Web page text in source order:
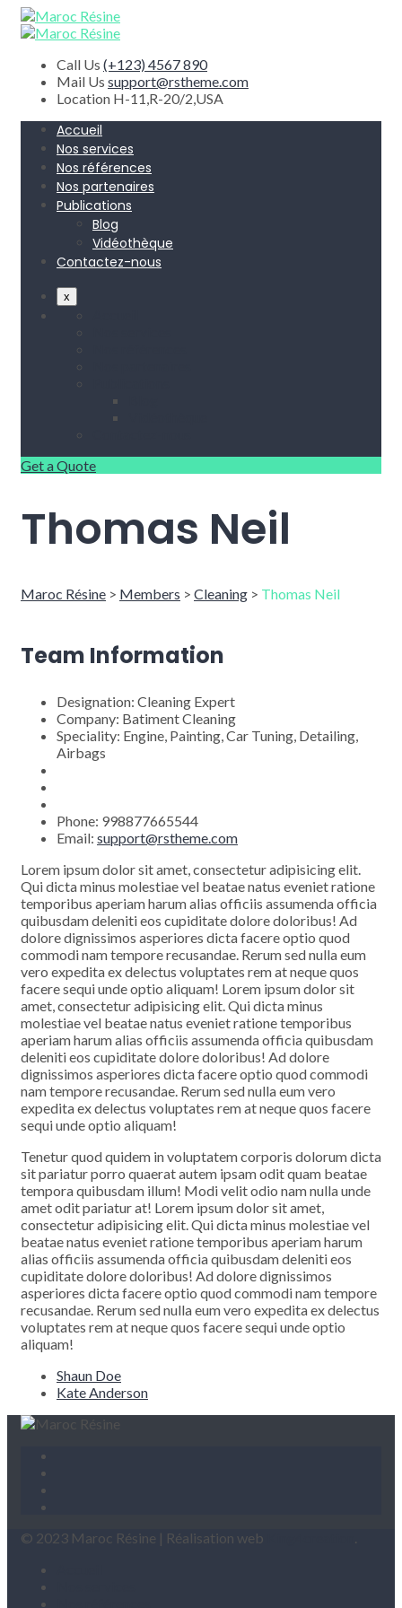
Call Us (+123) 4567 890
Mail Us support@rstheme.com
Location H-11,R-20/2,USA
Accueil
Nos services
Nos références
Nos partenaires
Publications
Blog
Vidéothèque
Contactez-nous
x
Get a Quote
Thomas Neil
Maroc Résine > Members > Cleaning > Thomas Neil
Team Information
Designation: Cleaning Expert
Company: Batiment Cleaning
Speciality: Engine, Painting, Car Tuning, Detailing,
Airbags
Phone: 998877665544
Email: support@rstheme.com
Lorem ipsum dolor sit amet, consectetur adipisicing elit.
Qui dicta minus molestiae vel beatae natus eveniet ratione
temporibus aperiam harum alias officiis assumenda officia
quibusdam deleniti eos cupiditate dolore doloribus! Ad
dolore dignissimos asperiores dicta facere optio quod
commodi nam tempore recusandae. Rerum sed nulla eum
vero expedita ex delectus voluptates rem at neque quos
facere sequi unde optio aliquam! Lorem ipsum dolor sit
amet, consectetur adipisicing elit. Qui dicta minus
molestiae vel beatae natus eveniet ratione temporibus
aperiam harum alias officiis assumenda officia quibusdam
deleniti eos cupiditate dolore doloribus! Ad dolore
dignissimos asperiores dicta facere optio quod commodi
nam tempore recusandae. Rerum sed nulla eum vero
expedita ex delectus voluptates rem at neque quos facere
sequi unde optio aliquam!
Tenetur quod quidem in voluptatem corporis dolorum dicta
sit pariatur porro quaerat autem ipsam odit quam beatae
tempora quibusdam illum! Modi velit odio nam nulla unde
amet odit pariatur at! Lorem ipsum dolor sit amet,
consectetur adipisicing elit. Qui dicta minus molestiae vel
beatae natus eveniet ratione temporibus aperiam harum
alias officiis assumenda officia quibusdam deleniti eos
cupiditate dolore doloribus! Ad dolore dignissimos
asperiores dicta facere optio quod commodi nam tempore
recusandae. Rerum sed nulla eum vero expedita ex delectus
voluptates rem at neque quos facere sequi unde optio
aliquam!
Shaun Doe
Kate Anderson
© 2023 Maroc Résine | Réalisation web
.